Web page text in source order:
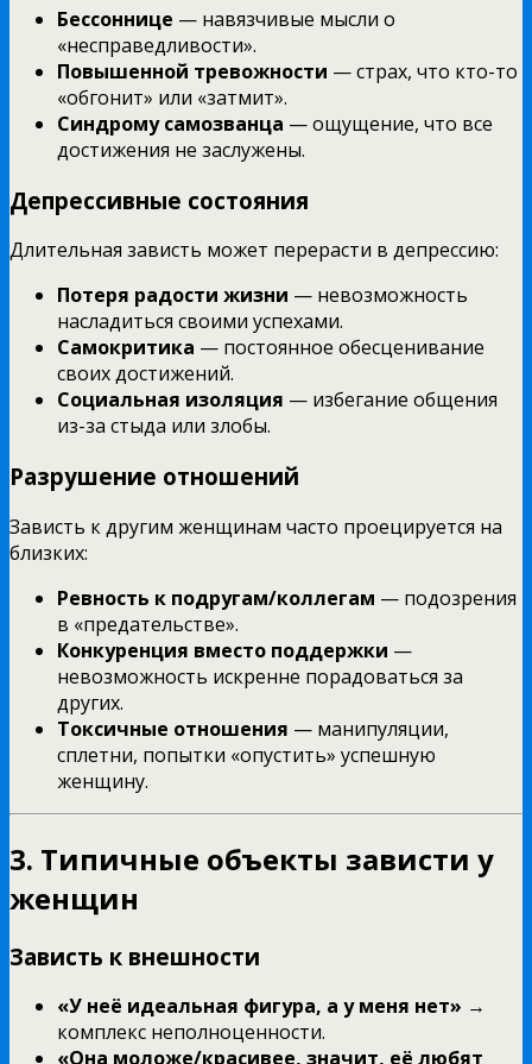
Бессоннице — навязчивые мысли о
«несправедливости».
Повышенной тревожности — страх, что кто-то
«обгонит» или «затмит».
Синдрому самозванца — ощущение, что все
достижения не заслужены.
Депрессивные состояния
Длительная зависть может перерасти в депрессию:
Потеря радости жизни — невозможность
насладиться своими успехами.
Самокритика — постоянное обесценивание
своих достижений.
Социальная изоляция — избегание общения
из-за стыда или злобы.
Разрушение отношений
Зависть к другим женщинам часто проецируется на
близких:
Ревность к подругам/коллегам — подозрения
в «предательстве».
Конкуренция вместо поддержки —
невозможность искренне порадоваться за
других.
Токсичные отношения — манипуляции,
сплетни, попытки «опустить» успешную
женщину.
3. Типичные объекты зависти у
женщин
Зависть к внешности
«У неё идеальная фигура, а у меня нет» →
комплекс неполноценности.
«Она моложе/красивее, значит, её любят